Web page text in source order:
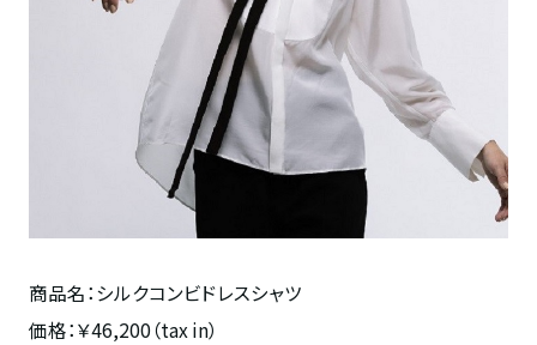
商品名：シルクコンビドレスシャツ
価格：￥46,200（tax in）